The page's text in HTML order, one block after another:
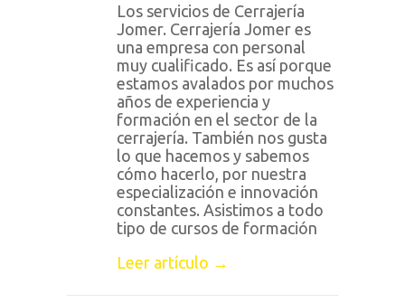
Los servicios de Cerrajería
Jomer. Cerrajería Jomer es
una empresa con personal
muy cualificado. Es así porque
estamos avalados por muchos
años de experiencia y
formación en el sector de la
cerrajería. También nos gusta
lo que hacemos y sabemos
cómo hacerlo, por nuestra
especialización e innovación
constantes. Asistimos a todo
tipo de cursos de formación
Leer artículo →